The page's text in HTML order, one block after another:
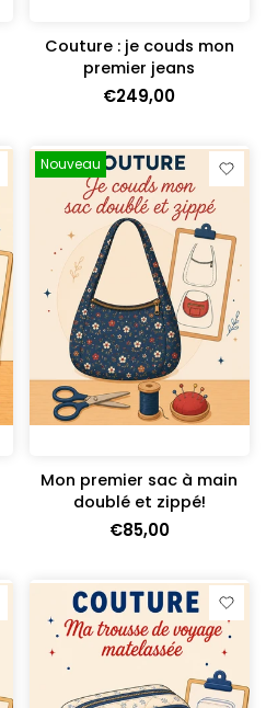
Couture : je couds mon
premier jeans
€249,00
Nouveau
Mon premier sac à main
doublé et zippé!
€85,00